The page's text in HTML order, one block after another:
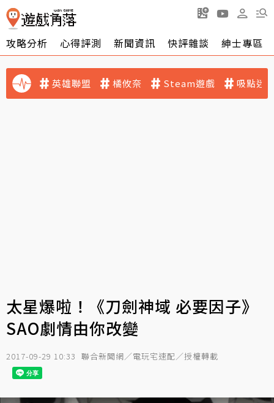
攻略分析 心得評測 新聞資訊 快評雜談 紳士專區
英雄聯盟 橘攸奈 Steam遊戲 吸點迷
太星爆啦！《刀劍神域 必要因子》
SAO劇情由你改變
2017-09-29 10:33 聯合新聞網／電玩宅速配／授權轉載